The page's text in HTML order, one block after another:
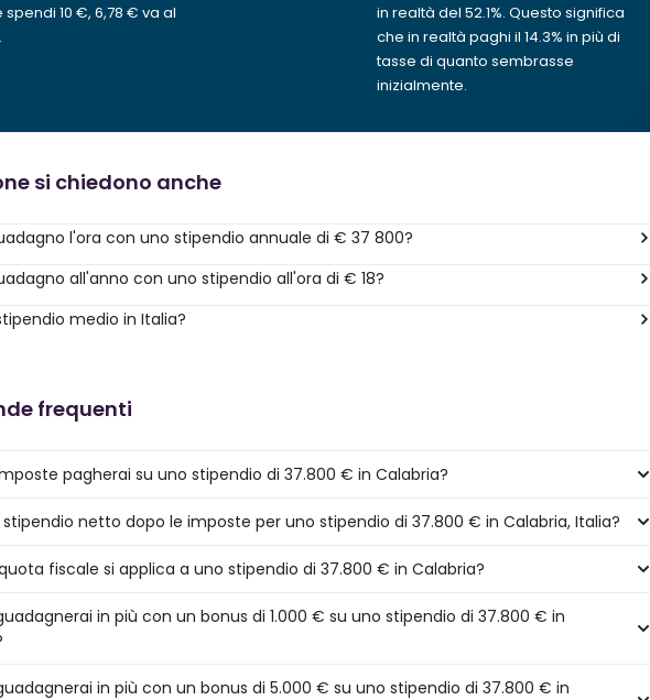
10 €, 6,78 € va al
in realtà del 52.1%. Questo significa
che in realtà paghi il 14.3% in più di
tasse di quanto sembrasse
inizialmente.
si chiedono anche
l'ora con uno stipendio annuale di € 37 800?
all'anno con uno stipendio all'ora di € 18?
medio in Italia?
frequenti
pagherai su uno stipendio di 37.800 € in Calabria?
netto dopo le imposte per uno stipendio di 37.800 € in Calabria, Italia?
fiscale si applica a uno stipendio di 37.800 € in Calabria?
in più con un bonus di 1.000 € su uno stipendio di 37.800 € in
in più con un bonus di 5.000 € su uno stipendio di 37.800 € in